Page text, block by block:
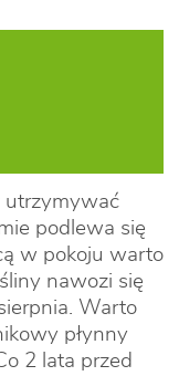
utrzymywać
podlewa się
w pokoju warto
nawozi się
Warto
płynny
2 lata przed